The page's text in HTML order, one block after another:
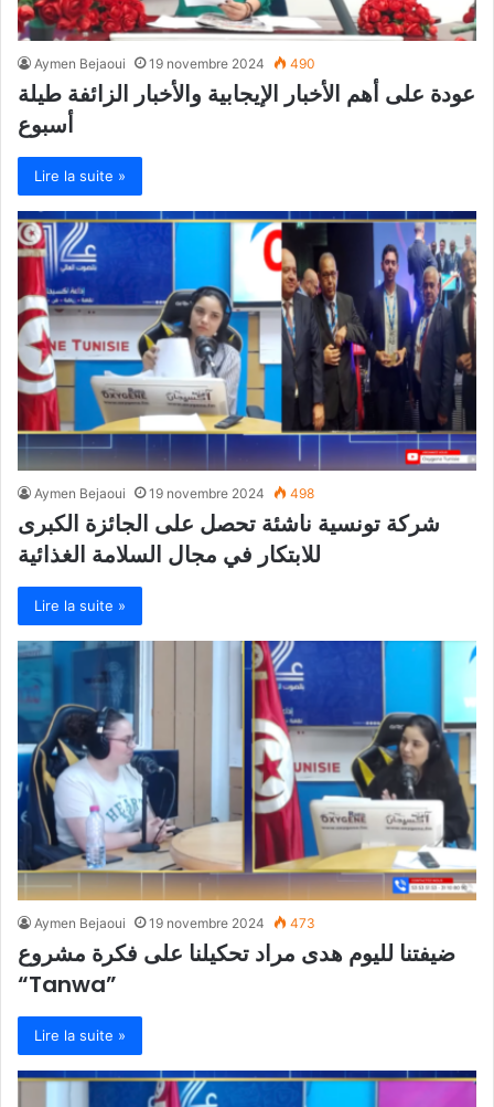
Aymen Bejaoui 19 novembre 2024 490
عودة على أهم الأخبار الإيجابية والأخبار الزائفة طيلة
أسبوع
Lire la suite »
Aymen Bejaoui 19 novembre 2024 498
شركة تونسية ناشئة تحصل على الجائزة الكبرى
للابتكار في مجال السلامة الغذائية
Lire la suite »
Aymen Bejaoui 19 novembre 2024 473
ضيفتنا لليوم هدى مراد تحكيلنا على فكرة مشروع
“Tanwa”
Lire la suite »